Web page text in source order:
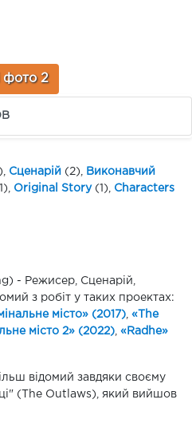
фото 2
Сценарій (2),
Виконавчий
Original Story(1), Characters
- Режисер, Сценарій,
з робіт у таких проектах:
місто» (2017) «The
місто 2» (2022) «Radhe»
відомий завдяки своєму
(The Outlaws), який вийшов